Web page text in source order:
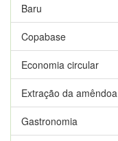
Baru
Copabase
Economia circular
Extração da amêndoa
Gastronomia